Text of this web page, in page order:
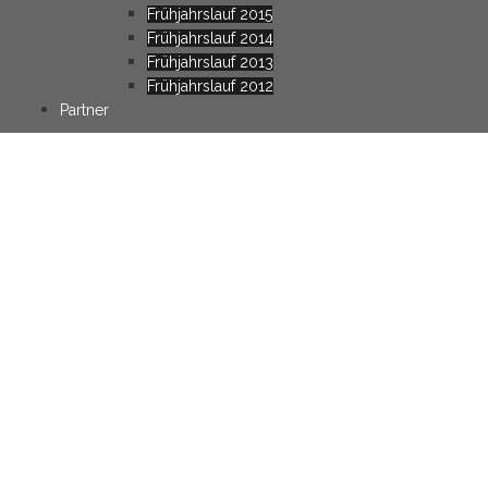
Frühjahrslauf 2015
Frühjahrslauf 2014
Frühjahrslauf 2013
Frühjahrslauf 2012
Partner